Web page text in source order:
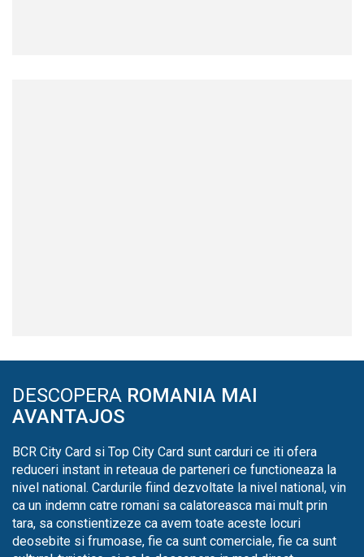
DESCOPERA ROMANIA MAI
AVANTAJOS
BCR City Card si Top City Card sunt carduri ce iti ofera
reduceri instant in reteaua de parteneri ce functioneaza la
nivel national. Cardurile fiind dezvoltate la nivel national, vin
ca un indemn catre romani sa calatoreasca mai mult prin
tara, sa constientizeze ca avem toate aceste locuri
deosebite si frumoase, fie ca sunt comerciale, fie ca sunt